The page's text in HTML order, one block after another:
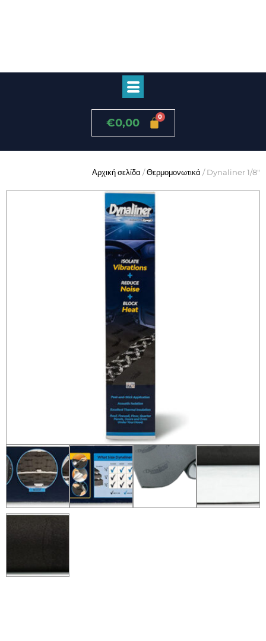
€0,00
Αρχική σελίδα /Θερμομονωτικά / Dynaliner 1/8″